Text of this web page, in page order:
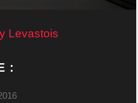
Levastois
: